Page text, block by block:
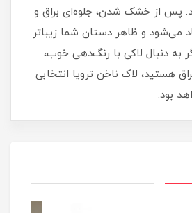
پس از خشک شدن، جلوه‌ای براق و
می‌شود و ظاهر دستان شما زیباتر
به دنبال لاکی با رنگ‌دهی خوب،
هستید، لاک ناخن ترویا انتخابی
بود.